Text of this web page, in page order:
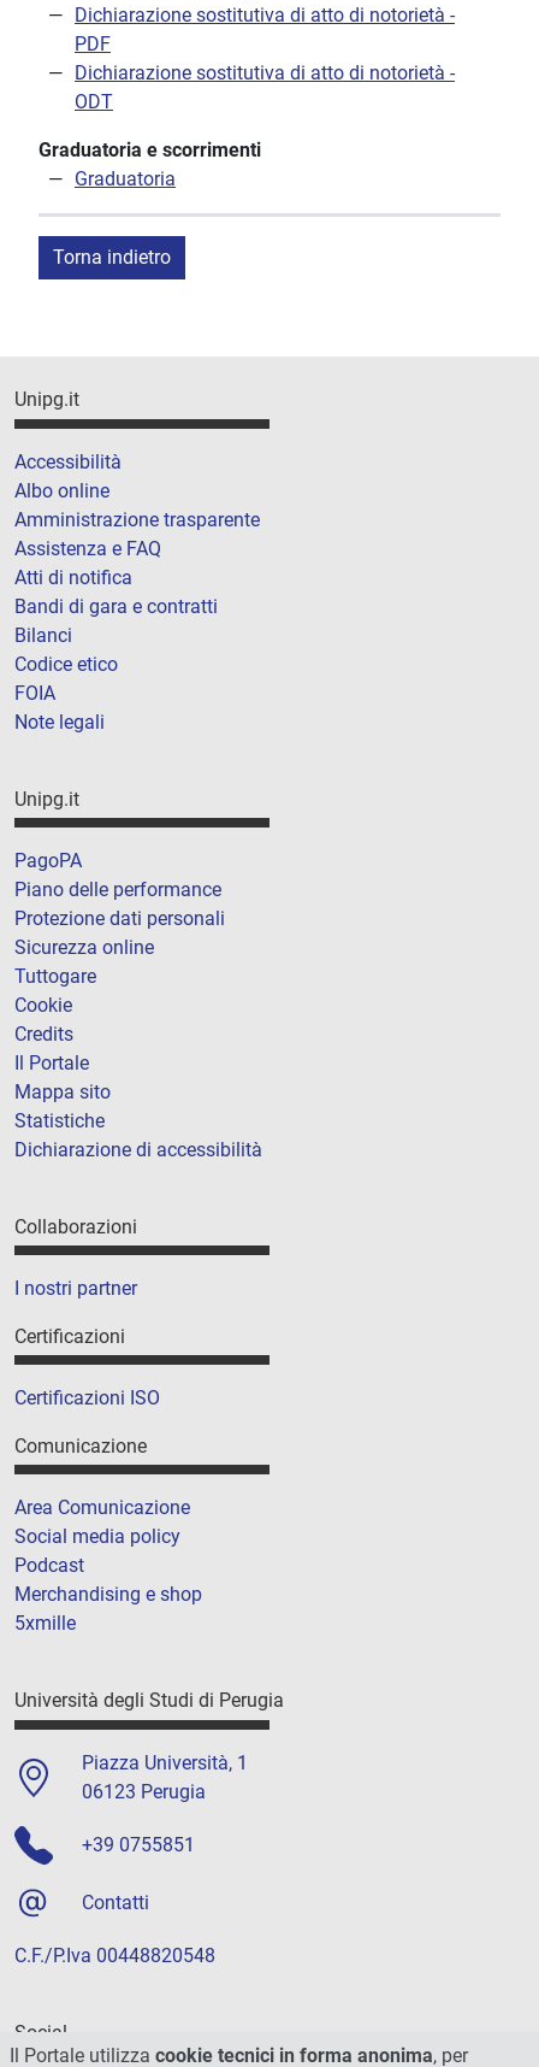
Dichiarazione sostitutiva di atto di notorietà -
PDF
Dichiarazione sostitutiva di atto di notorietà -
ODT
Graduatoria e scorrimenti
Graduatoria
Torna indietro
Unipg.it
Accessibilità
Albo online
Amministrazione trasparente
Assistenza e FAQ
Atti di notifica
Bandi di gara e contratti
Bilanci
Codice etico
FOIA
Note legali
Unipg.it
PagoPA
Piano delle performance
Protezione dati personali
Sicurezza online
Tuttogare
Cookie
Credits
Il Portale
Mappa sito
Statistiche
Dichiarazione di accessibilità
Collaborazioni
I nostri partner
Certificazioni
Certificazioni ISO
Comunicazione
Area Comunicazione
Social media policy
Podcast
Merchandising e shop
5xmille
Università degli Studi di Perugia
Piazza Università, 1
06123 Perugia
+39 0755851
Contatti
C.F./P.Iva 00448820548
Social
Il Portale utilizza cookie tecnici in forma anonima, per